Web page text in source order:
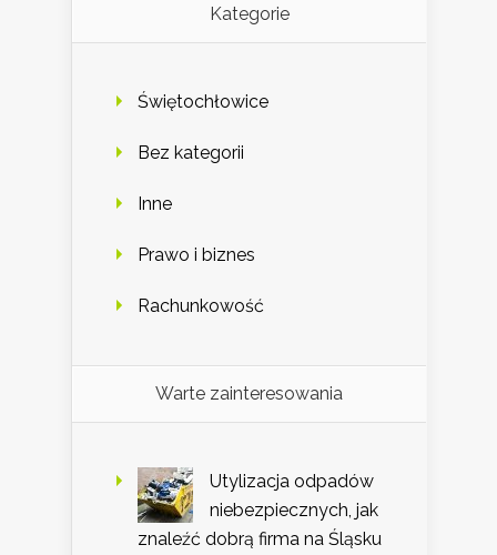
Kategorie
Świętochłowice
Bez kategorii
Inne
Prawo i biznes
Rachunkowość
Warte zainteresowania
Utylizacja odpadów
niebezpiecznych, jak
znaleźć dobrą firma na Śląsku